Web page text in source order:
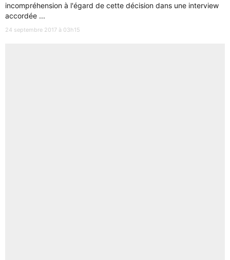
incompréhension à l'égard de cette décision dans une interview
accordée ...
24 septembre 2017 à 03h15